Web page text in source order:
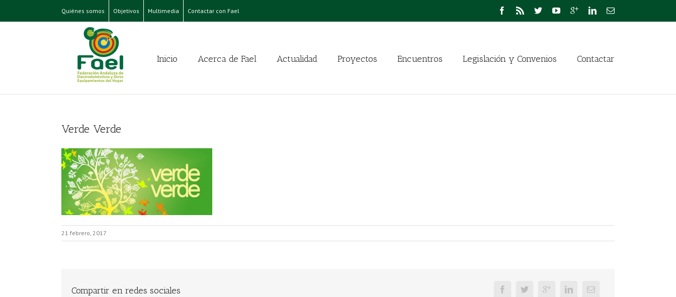
Quiénes somos Objetivos Multimedia Contactar con Fael
Inicio Acerca de Fael Actualidad Proyectos Encuentros Legislación y Convenios Contactar
Verde Verde
21 febrero, 2017
Compartir en redes sociales